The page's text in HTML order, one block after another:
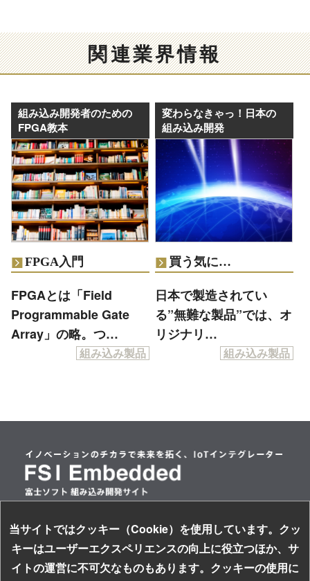
関連業界情報
組み込み開発者のための
FPGA教本
FPGA入門
FPGAとは「Field
Programmable Gate
Array」の略。つ…
組み込み製品
変わらなきゃっ！日本の
組み込み開発
買う気に…
日本で製造されてい
る”無難な製品”では、オ
リジナリ…
組み込み製品
情報セキュリティ基本方針
個人情報保護方針
サイトのご利用について
当サイトではクッキー（Cookie）を使用しています。クッ
キーはユーザーエクスペリエンスの向上に役立つほか、サ
イトの運営に不可欠なものもあります。クッキーの使用に